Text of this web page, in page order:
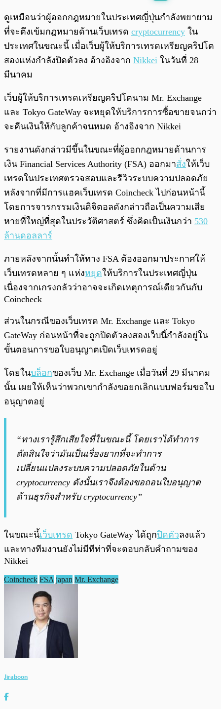
พร้อมเล่น 0:00
ดูเหมือนว่าผู้ออกกฎหมายในประเทศญี่ปุ่นกำลังพยายาม
ที่จะตึงเข้มกฎหมายด้านเว็บเทรด cryptocurrency ใน
ประเทศในขณะนี้ เมื่อเว็บผู้ให้บริการเทรดเหรียญคริปโต
สองแห่งกำลังปิดตัวลง อ้างอิงจาก Nikkei ในวันที่ 28
มีนาคม
เว็บผู้ให้บริการเทรดเหรียญคริปโตนาม Mr. Exchange
และ Tokyo GateWay จะหยุดให้บริการการซื้อขายจนกว่า
จะคืนเงินให้กับลูกค้าจนหมด อ้างอิงจาก Nikkei
รายงานดังกล่าวมีขึ้นในขณะที่ผู้ออกกฎหมายด้านการ
เงิน Financial Services Authority (FSA) ออกมาสั่งให้เว็บ
เทรดในประเทศตรวจสอบและรีวิวระบบความปลอดภัย
หลังจากที่มีการแฮคเว็บเทรด Coincheck ไปก่อนหน้านี้
โดยการจารกรรมเงินดิจิตอลดังกล่าวถือเป็นความเสีย
หายที่ใหญ่ที่สุดในประวัติศาสตร์ ซึ่งคิดเป็นเงินกว่า 530
ล้านดอลลาร์
ภายหลังจากนั้นทำให้ทาง FSA ต้องออกมาประกาศให้
เว็บเทรดหลาย ๆ แห่งหยุดให้บริการในประเทศญี่ปุ่น
เนื่องจากเกรงกลัวว่าอาจจะเกิดเหตุการณ์เดียวกันกับ
Coincheck
ส่วนในกรณีของเว็บเทรด Mr. Exchange และ Tokyo
GateWay ก่อนหน้าที่จะถูกปิดตัวลงสองเว็บนี้กำลังอยู่ใน
ขั้นตอนการขอใบอนุญาตเปิดเว็บเทรดอยู่
โดยในบล็อกของเว็บ Mr. Exchange เมื่อวันที่ 29 มีนาคม
นั้น เผยให้เห็นว่าพวกเขากำลังขอยกเลิกแบบฟอร์มขอใบ
อนุญาตอยู่
“ทางเรารู้สึกเสียใจที่ในขณะนี้ โดยเราได้ทำการ
ตัดสินใจว่ามันเป็นเรื่องยากที่จะทำการ
เปลี่ยนแปลงระบบความปลอดภัยในด้าน
cryptocurrency ดังนั้นเราจึงต้องขอถอนใบอนุญาต
ด้านธุรกิจสำหรับ cryptocurrency”
ในขณะนี้เว็บเทรด Tokyo GateWay ได้ถูกปิดตัวลงแล้ว
และทางทีมงานยังไม่มีทีท่าที่จะตอบกลับคำถามของ
Nikkei
Coincheck FSA japan Mr. Exchange
Jiraboon